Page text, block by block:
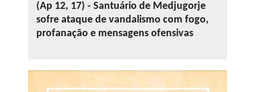
(Ap 12, 17) - Santuário de Medjugorje
sofre ataque de vandalismo com fogo,
profanação e mensagens ofensivas